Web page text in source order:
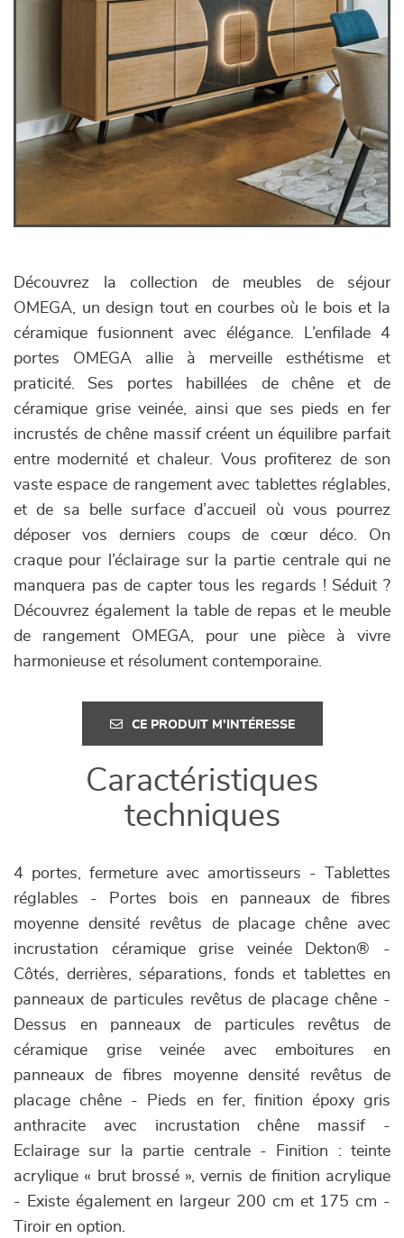
Découvrez la collection de meubles de séjour
OMEGA, un design tout en courbes où le bois et la
céramique fusionnent avec élégance. L’enfilade 4
portes OMEGA allie à merveille esthétisme et
praticité. Ses portes habillées de chêne et de
céramique grise veinée, ainsi que ses pieds en fer
incrustés de chêne massif créent un équilibre parfait
entre modernité et chaleur. Vous profiterez de son
vaste espace de rangement avec tablettes réglables,
et de sa belle surface d’accueil où vous pourrez
déposer vos derniers coups de cœur déco. On
craque pour l’éclairage sur la partie centrale qui ne
manquera pas de capter tous les regards ! Séduit ?
Découvrez également la table de repas et le meuble
de rangement OMEGA, pour une pièce à vivre
harmonieuse et résolument contemporaine.
CE PRODUIT M'INTÉRESSE
Caractéristiques
techniques
4 portes, fermeture avec amortisseurs - Tablettes
réglables - Portes bois en panneaux de fibres
moyenne densité revêtus de placage chêne avec
incrustation céramique grise veinée Dekton® -
Côtés, derrières, séparations, fonds et tablettes en
panneaux de particules revêtus de placage chêne -
Dessus en panneaux de particules revêtus de
céramique grise veinée avec emboitures en
panneaux de fibres moyenne densité revêtus de
placage chêne - Pieds en fer, finition époxy gris
anthracite avec incrustation chêne massif -
Eclairage sur la partie centrale - Finition : teinte
acrylique « brut brossé », vernis de finition acrylique
- Existe également en largeur 200 cm et 175 cm -
Tiroir en option.